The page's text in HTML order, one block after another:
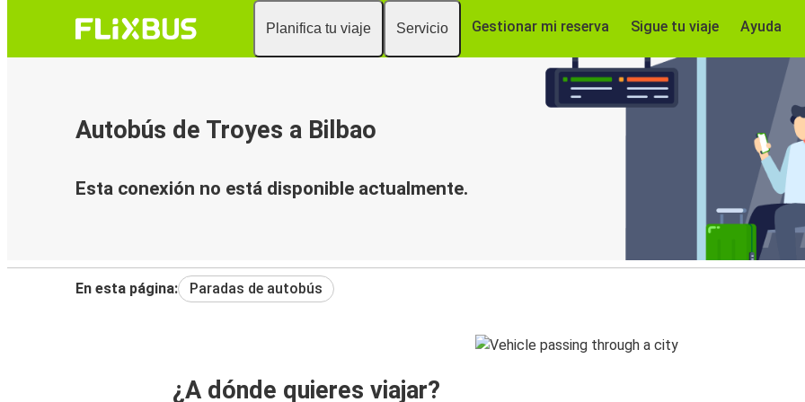
Planifica tu viaje Servicio Gestionar mi reserva Sigue tu viaje Ayuda
Autobús de Troyes a Bilbao
Esta conexión no está disponible actualmente.
En esta página: Paradas de autobús
¿A dónde quieres viajar?